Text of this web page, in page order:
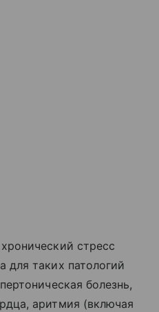
стресс
для таких патологий
болезнь,
аритмия (включая